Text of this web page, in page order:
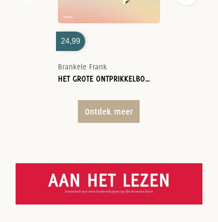
24,99
Brankele Frank
HET GROTE ONTPRIKKELBOEK
Ontdek meer